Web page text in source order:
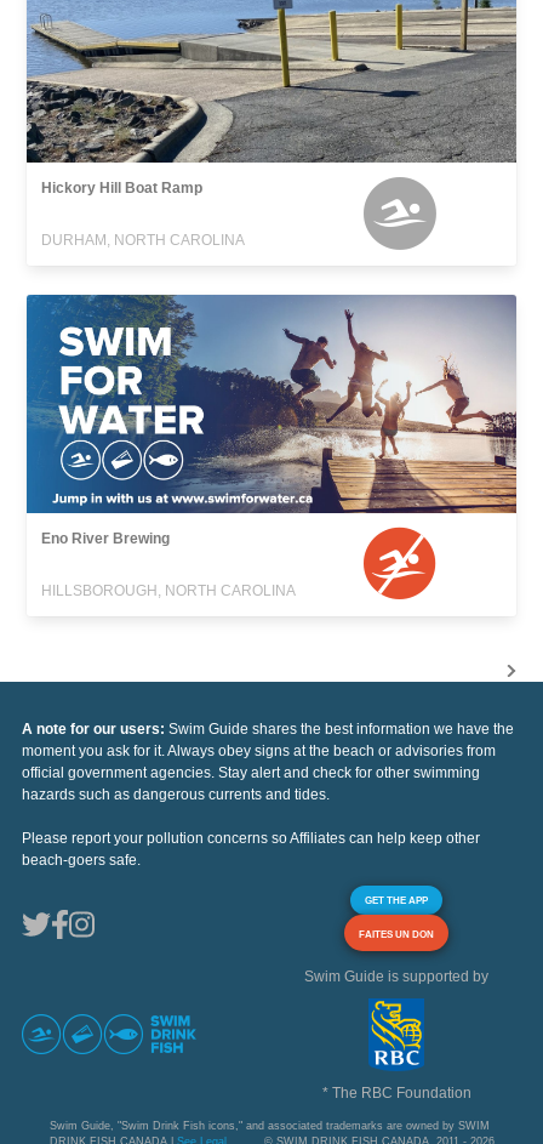
Hickory Hill Boat Ramp
DURHAM, NORTH CAROLINA
Eno River Brewing
HILLSBOROUGH, NORTH CAROLINA
A note for our users: Swim Guide shares the best information we have the
moment you ask for it. Always obey signs at the beach or advisories from
official government agencies. Stay alert and check for other swimming
hazards such as dangerous currents and tides.
Please report your pollution concerns so Affiliates can help keep other
beach-goers safe.
GET THE APP
FAITES UN DON
Swim Guide is supported by
* The RBC Foundation
Swim Guide, "Swim Drink Fish icons," and associated trademarks are owned by SWIM